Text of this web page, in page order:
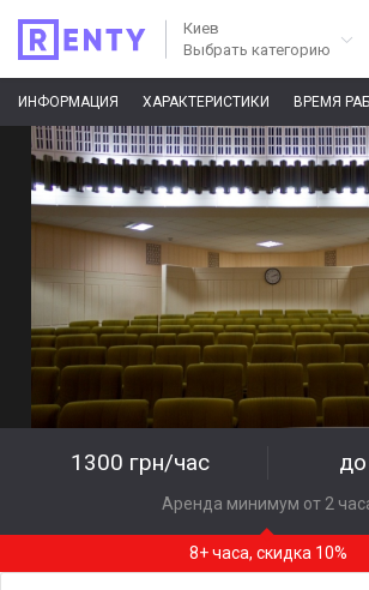
Киев
Выбрать категорию
ИНФОРМАЦИЯ ХАРАКТЕРИСТИКИ ВРЕМЯ
1300 грн/час
Аренда минимум от 2
8+ часа, скидка 10%